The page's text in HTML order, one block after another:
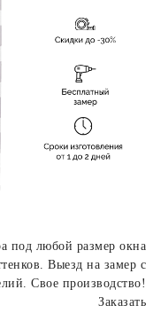
под любой размер окна
Выезд на замер с
Свое производство!
Заказать